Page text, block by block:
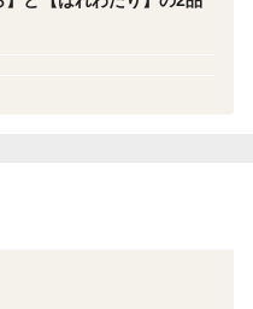
実現しました。